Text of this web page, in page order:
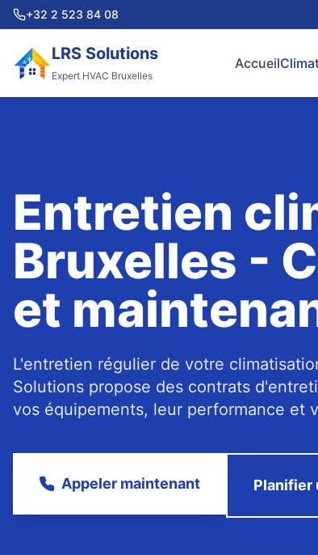
+32 2 523 84 08
LRS Solutions
Expert HVAC Bruxelles
Accueil
Entretien
Bruxelles -
et
L'entretien régulier de votre
Solutions propose des contrats
vos équipements, leur performance et
Appeler maintenant Planifier